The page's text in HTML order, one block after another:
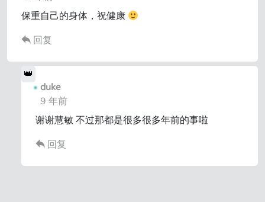
保重自己的身体，祝健康
回复
duke
9 年前
谢谢慧敏 不过那都是很多很多年前的事啦
回复